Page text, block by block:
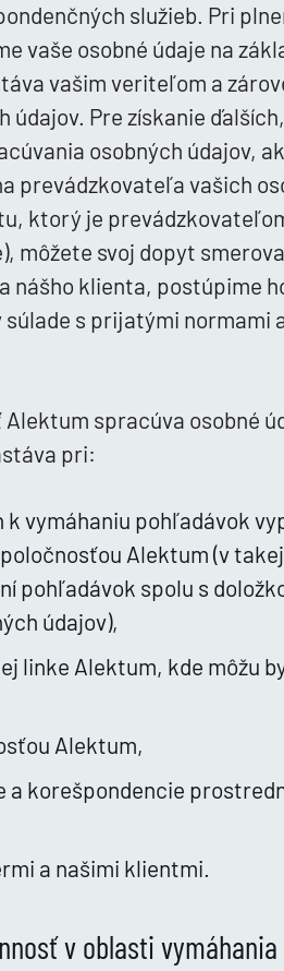
služieb. Pri
vaše osobné údaje na
vašim veriteľom a
Pre získanie
osobných údajov,
prevádzkovateľa vašich
ktorý je
môžete svoj dopyt
nášho klienta, postúpime
s prijatými normami
spracúva osobné
pri:
vymáhaniu pohľadávok
Alektum (v
pohľadávok spolu s
údajov),
linke Alektum, kde môžu
Alektum,
a korešpondencie
a našimi klientmi.
v oblasti